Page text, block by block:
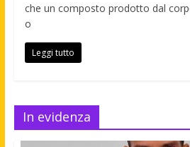
che un composto prodotto dal
o
Leggi tutto
In evidenza